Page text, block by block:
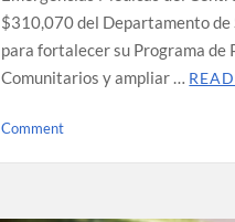
$310,070 del Departamento de
para fortalecer su Programa de
Comunitarios y ampliar …
Commenton